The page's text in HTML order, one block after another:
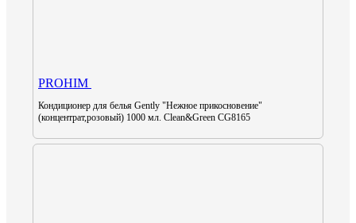
PROHIM
Кондиционер для белья Gently "Нежное прикосновение"
(концентрат,розовый) 1000 мл. Clean&Green CG8165